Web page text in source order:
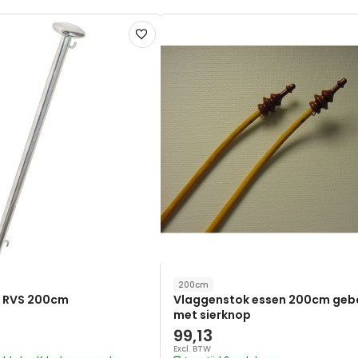
Voeg
toe
verlanglijst
200cm
200cm
Vlaggenstok essen 200cm
met sierknop
99,13
Excl. BTW